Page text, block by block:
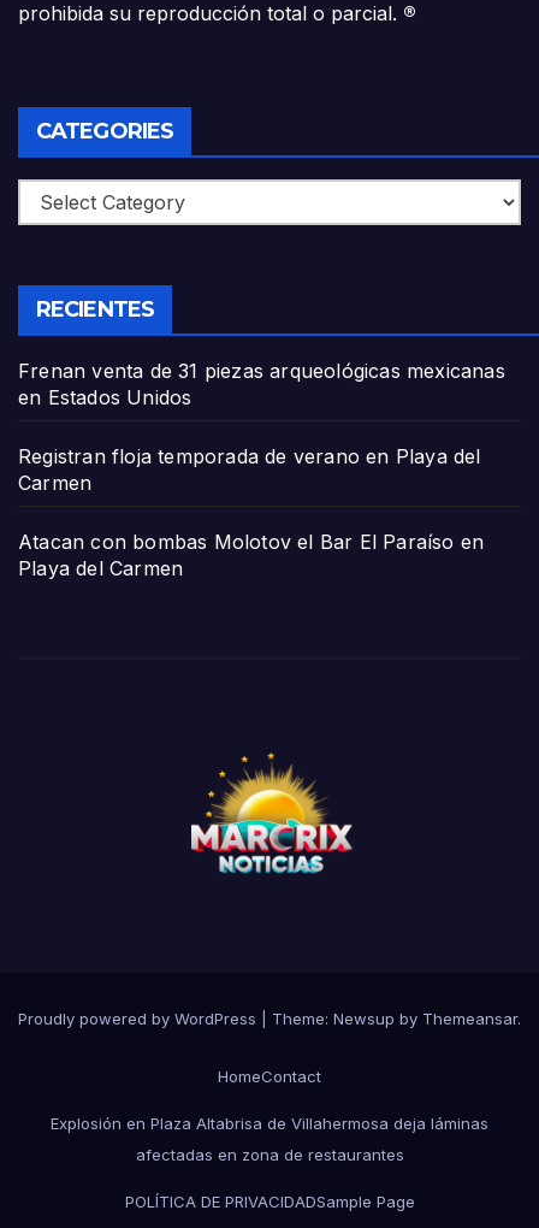
prohibida su reproducción total o parcial. ®
CATEGORIES
Categories
RECIENTES
Frenan venta de 31 piezas arqueológicas mexicanas
en Estados Unidos
Registran floja temporada de verano en Playa del
Carmen
Atacan con bombas Molotov el Bar El Paraíso en
Playa del Carmen
Proudly powered by WordPress Theme: Newsup by Themeansar.
HomeContact
Explosión en Plaza Altabrisa de Villahermosa deja láminas
afectadas en zona de restaurantes
POLÍTICA DE PRIVACIDADSample Page